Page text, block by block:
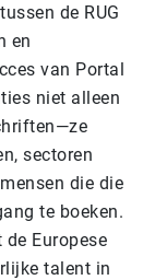
de RUG
en
van Portal
niet alleen
sectoren
die die
te boeken.
Europese
talent in